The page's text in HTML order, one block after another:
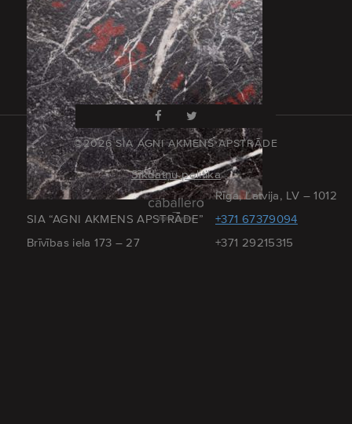
SIA “AGNI AKMENS APSTRĀDE”
Brīvības iela 173 – 27
Rīga, Latvija, LV – 1012
+371 67379094
+371 29215315
©2026 SIA AGNI AKMENS APSTRĀDE
Sīkdatņu politika